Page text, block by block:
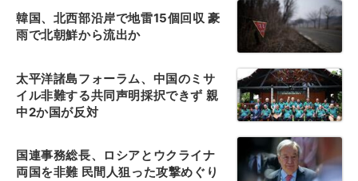
韓国、北西部沿岸で地雷15個回収 豪
雨で北朝鮮から流出か
太平洋諸島フォーラム、中国のミサ
イル非難する共同声明採択できず 親
中2か国が反対
国連事務総長、ロシアとウクライナ
両国を非難 民間人狙った攻撃めぐり